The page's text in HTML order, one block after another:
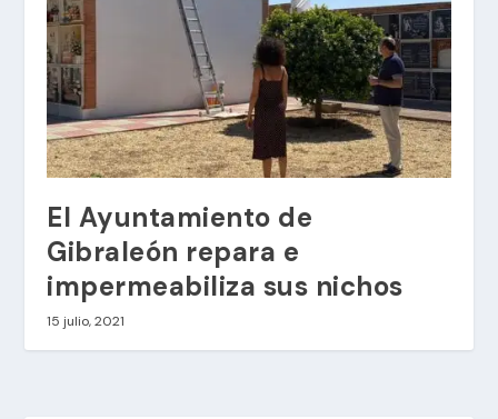
El Ayuntamiento de
Gibraleón repara e
impermeabiliza sus nichos
15 julio, 2021